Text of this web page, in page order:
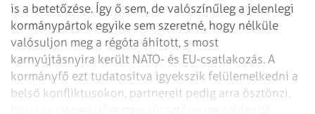
is a betetőzése. Így ő sem, de valószínűleg a jelenlegi
kormánypártok egyike sem szeretné, hogy nélküle
valósuljon meg a régóta áhított, s most
karnyújtásnyira került NATO- és EU-csatlakozás. A
kormányfő ezt tudatosítva igyekszik felülemelkedni a
belső konfliktusokon, partnereit pedig arra ösztönzi,